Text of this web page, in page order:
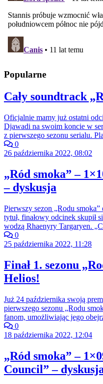
Popularne
Cały soundtrack
Oficjalnie mamy już ostatni
Djawadi na swoim koncie w
z pierwszego sezonu serialu.
0
26 października 2022, 08:02
„Ród smoka” –
– dyskusja
Pierwszy sezon „Rodu
tytuł, finałowy odcinek skupił
wodzą Rhaenyry Targaryen.
0
25 października 2022, 11:28
Finał 1. sezonu
Helios!
Już 24 października swoją
pierwszego sezonu „Rodu
fanom, umożliwiając jego
0
18 października 2022, 12:04
„Ród smoka” –
Council” –